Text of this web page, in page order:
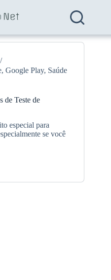
, Google Play, Saúde
de Teste de
especial para
se você